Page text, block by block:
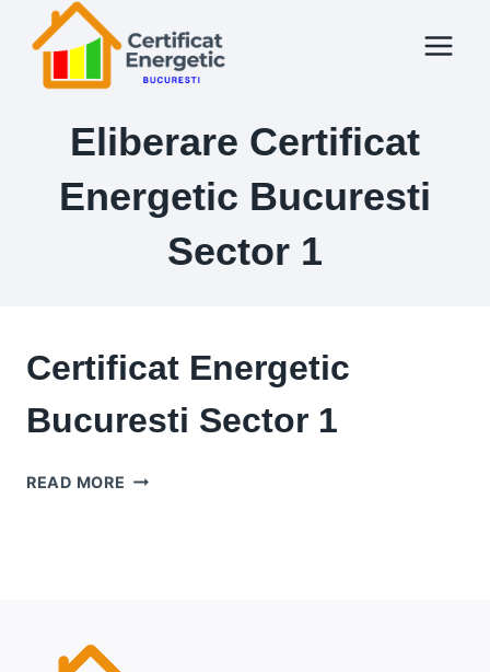
content
Eliberare Certificat
Energetic Bucuresti
Sector 1
Certificat Energetic
Bucuresti Sector 1
READ MORE CERTIFICAT